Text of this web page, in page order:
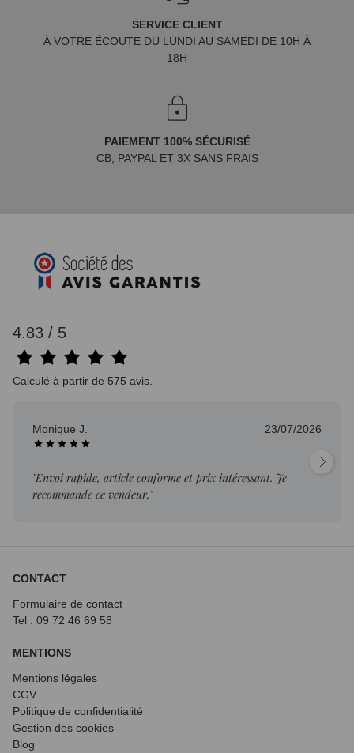
SERVICE CLIENT
À VOTRE ÉCOUTE DU LUNDI AU SAMEDI DE 10H À
18H
PAIEMENT 100% SÉCURISÉ
CB, PAYPAL ET 3X SANS FRAIS
4.83 / 5
Calculé à partir de 575 avis.
Monique J. 23/07/2026
"Envoi rapide, article conforme et prix intéressant. Je
recommande ce vendeur."
CONTACT
Formulaire de contact
Tel : 09 72 46 69 58
MENTIONS
Mentions légales
CGV
Politique de confidentialité
Gestion des cookies
Blog